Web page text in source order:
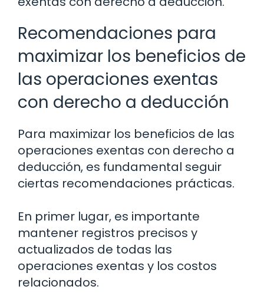
Recomendaciones para
maximizar los beneficios de
las operaciones exentas
con derecho a deducción
Para maximizar los beneficios de las
operaciones exentas con derecho a
deducción, es fundamental seguir
ciertas recomendaciones prácticas.
En primer lugar, es importante
mantener registros precisos y
actualizados de todas las
operaciones exentas y los costos
relacionados.